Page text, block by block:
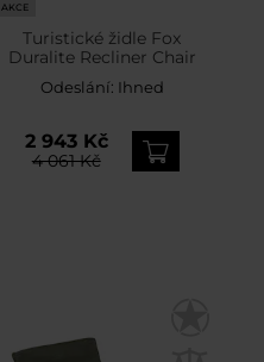
AKCE
Turistické židle Fox
Duralite Recliner Chair
Odeslání: Ihned
2 943 Kč
4 061 Kč